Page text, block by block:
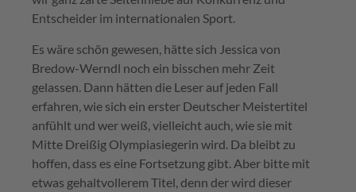
Entscheider im internationalen Sport.
Es wäre schön gewesen, hätte sich Jessica von
Bredow-Werndl noch ein bisschen mehr Zeit
gelassen. Dann hätten die Leser auf jeden Fall
erfahren, wie sich ein erster Deutscher Meistertitel
anfühlt und wer weiß, vielleicht auch, wie sie mit
Mitte Dreißig Olympiasiegerin wird. Da bleibt zu
hoffen, dass es eine Fortsetzung gibt. Aber bitte mit
etwas gehaltvollerem Titel, denn der wird dieser